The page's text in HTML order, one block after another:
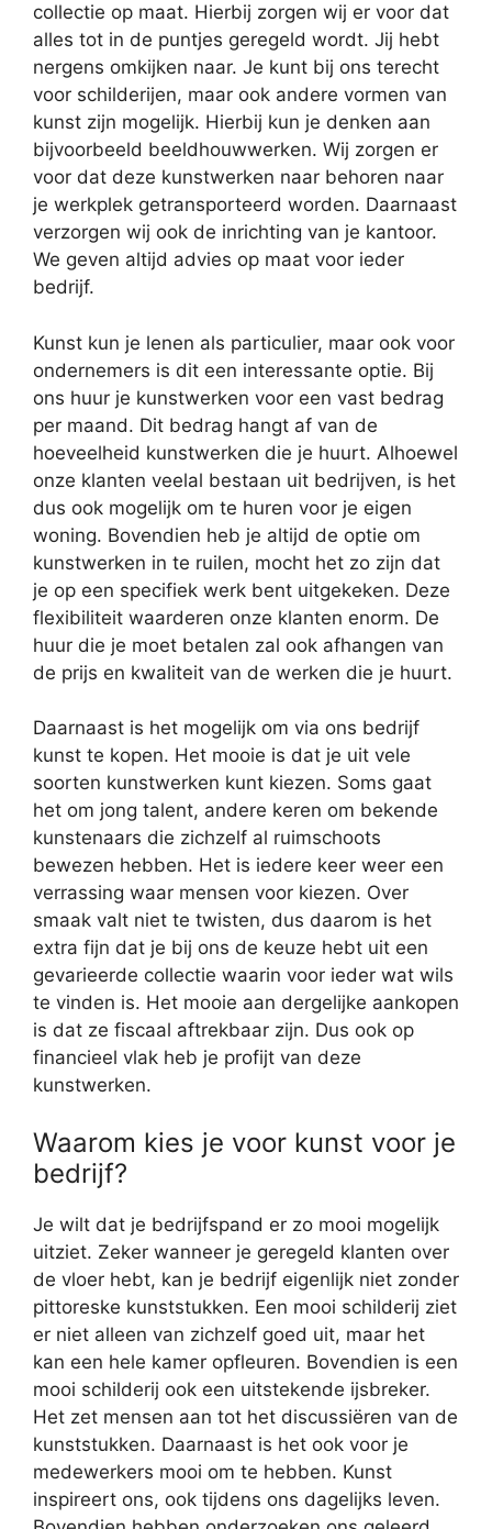
collectie op maat. Hierbij zorgen wij er voor dat
alles tot in de puntjes geregeld wordt. Jij hebt
nergens omkijken naar. Je kunt bij ons terecht
voor schilderijen, maar ook andere vormen van
kunst zijn mogelijk. Hierbij kun je denken aan
bijvoorbeeld beeldhouwwerken. Wij zorgen er
voor dat deze kunstwerken naar behoren naar
je werkplek getransporteerd worden. Daarnaast
verzorgen wij ook de inrichting van je kantoor.
We geven altijd advies op maat voor ieder
bedrijf.
Kunst kun je lenen als particulier, maar ook voor
ondernemers is dit een interessante optie. Bij
ons huur je kunstwerken voor een vast bedrag
per maand. Dit bedrag hangt af van de
hoeveelheid kunstwerken die je huurt. Alhoewel
onze klanten veelal bestaan uit bedrijven, is het
dus ook mogelijk om te huren voor je eigen
woning. Bovendien heb je altijd de optie om
kunstwerken in te ruilen, mocht het zo zijn dat
je op een specifiek werk bent uitgekeken. Deze
flexibiliteit waarderen onze klanten enorm. De
huur die je moet betalen zal ook afhangen van
de prijs en kwaliteit van de werken die je huurt.
Daarnaast is het mogelijk om via ons bedrijf
kunst te kopen. Het mooie is dat je uit vele
soorten kunstwerken kunt kiezen. Soms gaat
het om jong talent, andere keren om bekende
kunstenaars die zichzelf al ruimschoots
bewezen hebben. Het is iedere keer weer een
verrassing waar mensen voor kiezen. Over
smaak valt niet te twisten, dus daarom is het
extra fijn dat je bij ons de keuze hebt uit een
gevarieerde collectie waarin voor ieder wat wils
te vinden is. Het mooie aan dergelijke aankopen
is dat ze fiscaal aftrekbaar zijn. Dus ook op
financieel vlak heb je profijt van deze
kunstwerken.
Waarom kies je voor kunst voor je
bedrijf?
Je wilt dat je bedrijfspand er zo mooi mogelijk
uitziet. Zeker wanneer je geregeld klanten over
de vloer hebt, kan je bedrijf eigenlijk niet zonder
pittoreske kunststukken. Een mooi schilderij ziet
er niet alleen van zichzelf goed uit, maar het
kan een hele kamer opfleuren. Bovendien is een
mooi schilderij ook een uitstekende ijsbreker.
Het zet mensen aan tot het discussiëren van de
kunststukken. Daarnaast is het ook voor je
medewerkers mooi om te hebben. Kunst
inspireert ons, ook tijdens ons dagelijks leven.